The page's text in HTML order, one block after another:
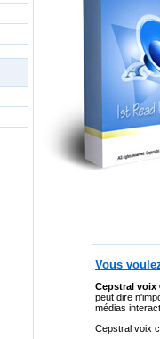
Vous
Cepstral voix
peut dire
médias
Cepstral voix